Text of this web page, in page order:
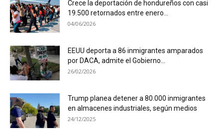
Crece la deportación de hondureños con casi
19.500 retornados entre enero...
04/06/2026
EEUU deporta a 86 inmigrantes amparados
por DACA, admite el Gobierno...
26/02/2026
Trump planea detener a 80.000 inmigrantes
en almacenes industriales, según medios
24/12/2025